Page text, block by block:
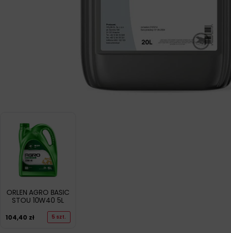
ORLEN AGRO BASIC
STOU 10W40 5L
104,40 zł 5 szt.